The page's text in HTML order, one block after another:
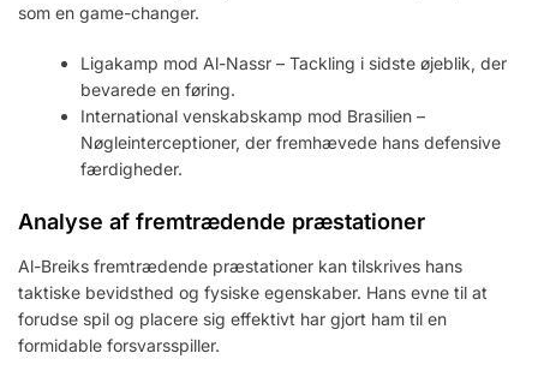
som en game-changer.
Ligakamp mod Al-Nassr – Tackling i sidste øjeblik, der
bevarede en føring.
International venskabskamp mod Brasilien –
Nøgleinterceptioner, der fremhævede hans defensive
færdigheder.
Analyse af fremtrædende præstationer
Al-Breiks fremtrædende præstationer kan tilskrives hans
taktiske bevidsthed og fysiske egenskaber. Hans evne til at
forudse spil og placere sig effektivt har gjort ham til en
formidable forsvarsspiller.